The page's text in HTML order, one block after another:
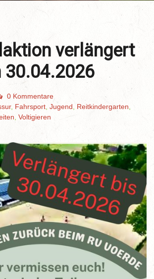
verlängert
30.04.2026
0 Kommentare
, Fahrsport Jugend Reitkindergarten
Voltigieren